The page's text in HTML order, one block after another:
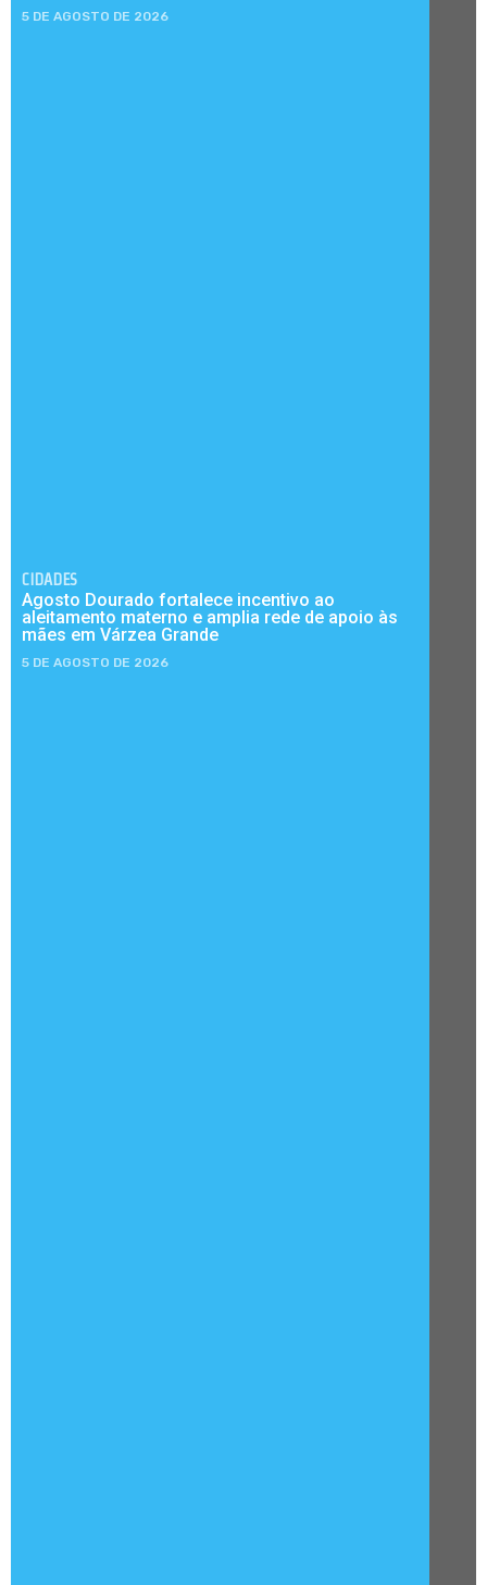
5 DE AGOSTO DE 2026
CIDADES
Agosto Dourado fortalece incentivo ao
aleitamento materno e amplia rede de apoio às
mães em Várzea Grande
5 DE AGOSTO DE 2026